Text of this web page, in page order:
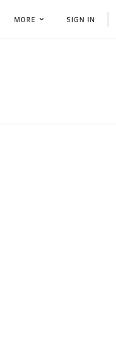
MORE SIGN IN